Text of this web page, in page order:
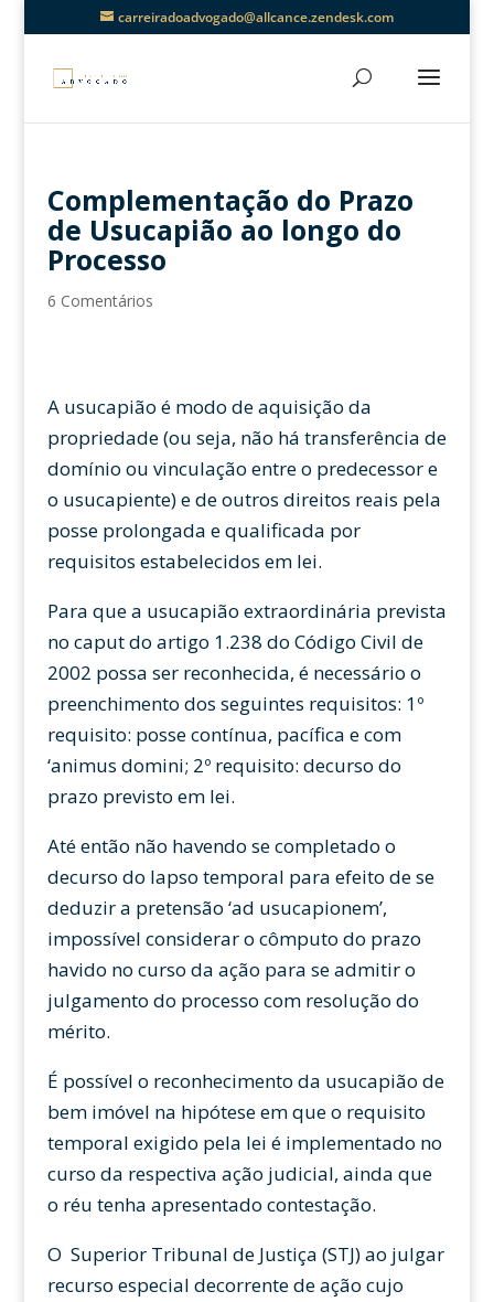
carreiradoadvogado@allcance.zendesk.com
Complementação do Prazo
de Usucapião ao longo do
Processo
6 Comentários
A usucapião é modo de aquisição da
propriedade (ou seja, não há transferência de
domínio ou vinculação entre o predecessor e
o usucapiente) e de outros direitos reais pela
posse prolongada e qualificada por
requisitos estabelecidos em lei.
Para que a usucapião extraordinária prevista
no caput do artigo 1.238 do Código Civil de
2002 possa ser reconhecida, é necessário o
preenchimento dos seguintes requisitos: 1º
requisito: posse contínua, pacífica e com
‘animus domini; 2º requisito: decurso do
prazo previsto em lei.
Até então não havendo se completado o
decurso do lapso temporal para efeito de se
deduzir a pretensão ‘ad usucapionem’,
impossível considerar o cômputo do prazo
havido no curso da ação para se admitir o
julgamento do processo com resolução do
mérito.
É possível o reconhecimento da usucapião de
bem imóvel na hipótese em que o requisito
temporal exigido pela lei é implementado no
curso da respectiva ação judicial, ainda que
o réu tenha apresentado contestação.
O Superior Tribunal de Justiça (STJ) ao julgar
recurso especial decorrente de ação cujo